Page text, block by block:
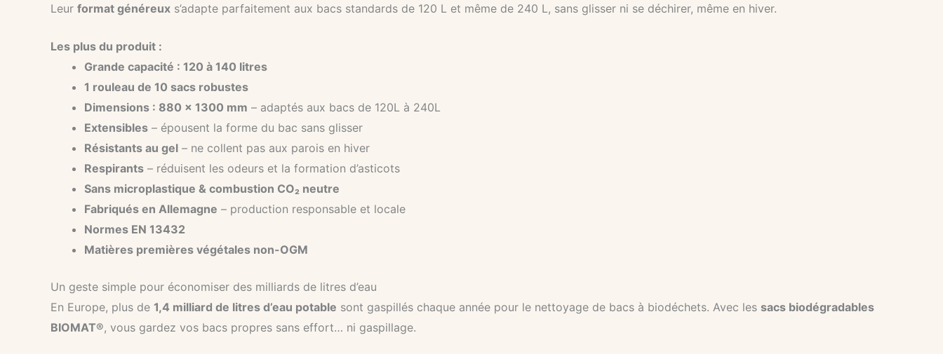
Leur format généreux s’adapte parfaitement aux bacs standards de 120 L et même de 240 L, sans glisser ni se déchirer, même en hiver.
Les plus du produit :
Grande capacité : 120 à 140 litres
1 rouleau de 10 sacs robustes
Dimensions : 880 x 1300 mm – adaptés aux bacs de 120L à 240L
Extensibles – épousent la forme du bac sans glisser
Résistants au gel – ne collent pas aux parois en hiver
Respirants – réduisent les odeurs et la formation d’asticots
Sans microplastique & combustion CO₂ neutre
Fabriqués en Allemagne – production responsable et locale
Normes EN 13432
Matières premières végétales non-OGM
Un geste simple pour économiser des milliards de litres d’eau
En Europe, plus de 1,4 milliard de litres d’eau potable sont gaspillés chaque année pour le nettoyage de bacs à biodéchets. Avec les sacs biodégradables
BIOMAT®, vous gardez vos bacs propres sans effort… ni gaspillage.